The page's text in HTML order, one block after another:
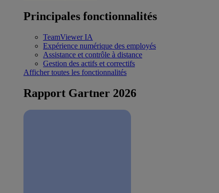
Principales fonctionnalités
TeamViewer IA
Expérience numérique des employés
Assistance et contrôle à distance
Gestion des actifs et correctifs
Afficher toutes les fonctionnalités
Rapport Gartner 2026